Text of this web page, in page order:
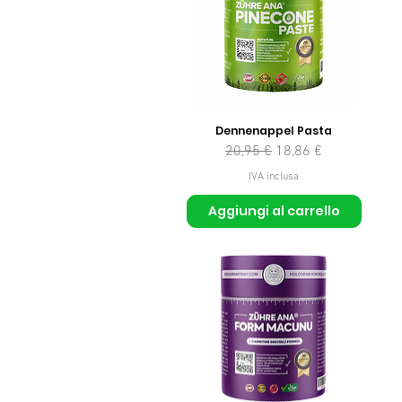
Dennenappel Pasta
Prezzo regolare
20,95 € Prezzo scontato
18,86 €
IVA inclusa
Aggiungi al carrello